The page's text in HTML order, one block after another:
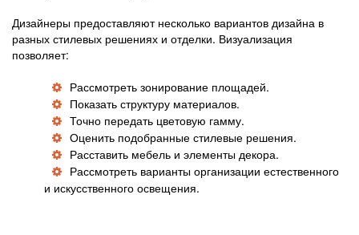
Дизайнеры предоставляют несколько вариантов дизайна в
разных стилевых решениях и отделки. Визуализация
позволяет:
Рассмотреть зонирование площадей.
Показать структуру материалов.
Точно передать цветовую гамму.
Оценить подобранные стилевые решения.
Расставить мебель и элементы декора.
Рассмотреть варианты организации естественного
и искусственного освещения.